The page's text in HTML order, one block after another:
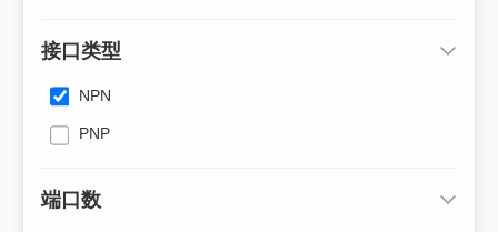
接口类型
NPN
PNP
端口数